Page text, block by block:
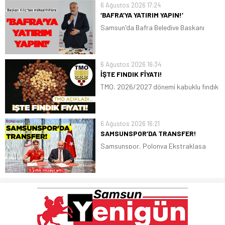
6 Ağustos 2026 17:24
‘BAFRA’YA YATIRIM YAPIN!’
Samsun'da Bafra Belediye Başkanı
6 Ağustos 2026 16:34
İŞTE FINDIK FİYATI!
TMO, 2026/2027 dönemi kabuklu fındık
lira oldu
6 Ağustos 2026 16:21
SAMSUNSPOR’DA TRANSFER!
Samsunspor, Polonya Ekstraklasa